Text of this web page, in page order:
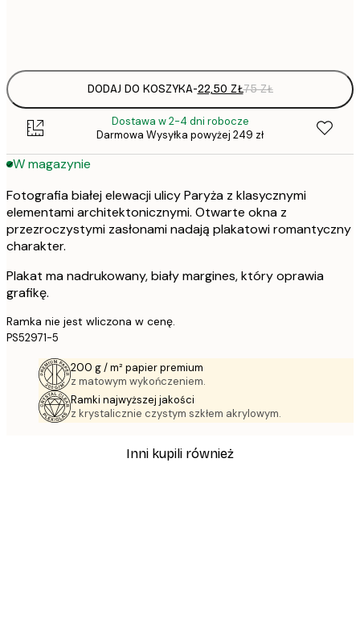
DODAJ DO KOSZYKA-22,50 ZŁ75 ZŁ
Dostawa w 2-4 dni robocze
Darmowa Wysyłka powyżej 249 zł
W magazynie
Fotografia białej elewacji ulicy Paryża z klasycznymi
elementami architektonicznymi. Otwarte okna z
przezroczystymi zasłonami nadają plakatowi romantyczny
charakter.
Plakat ma nadrukowany, biały margines, który oprawia
grafikę.
Ramka nie jest wliczona w cenę.
PS52971-5
200 g / m² papier premium
z matowym wykończeniem.
Ramki najwyższej jakości
z krystalicznie czystym szkłem akrylowym.
Inni kupili również